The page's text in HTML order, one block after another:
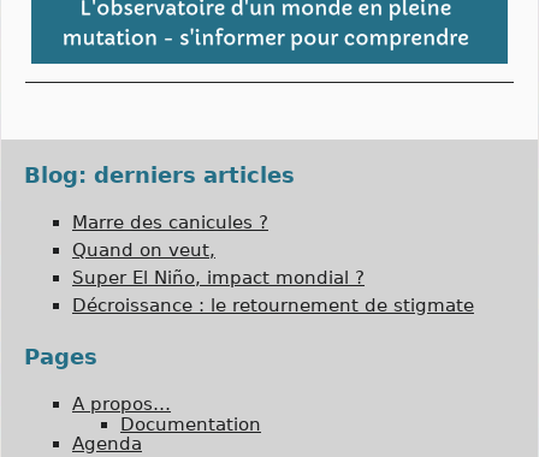
Blog: derniers articles
Marre des canicules ?
Quand on veut,
Super El Niño, impact mondial ?
Décroissance : le retournement de stigmate
Pages
A propos…
Documentation
Agenda